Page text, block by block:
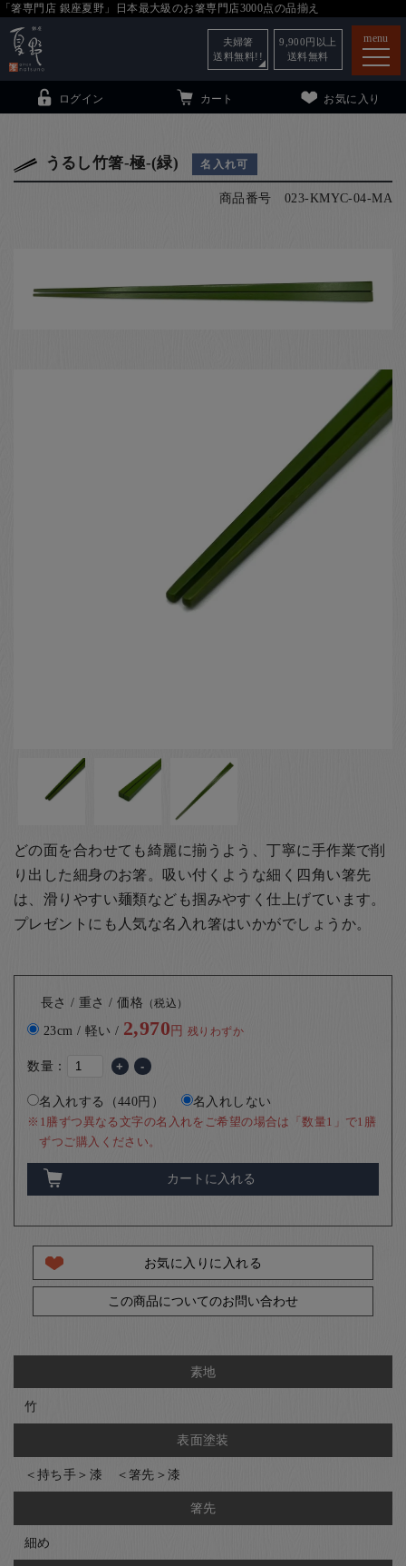
「箸専門店 銀座夏野」日本最大級のお箸専門店3000点の品揃え
menu
ログイン カート お気に入り
夫婦箸
送料無料!!
9,900 円以上
送料無料
うるし竹箸-極-(緑) 名入れ可
商品番号 023-KMYC-04-MA
どの面を合わせても綺麗に揃うよう、丁寧に手作業で削
り出した細身のお箸。吸い付くような細く四角い箸先
は、滑りやすい麺類なども掴みやすく仕上げています。
プレゼントにも人気な名入れ箸はいかがでしょうか。
長さ / 重さ / 価格 （税込）
23cm / 軽い / 2,970円 残りわずか
数量： + -
名入れする（440円） 名入れしない
※1膳ずつ異なる文字の名入れをご希望の場合は「数量1」で1膳
ずつご購入ください。
カートに入れる
お気に入りに入れる
この商品についてのお問い合わせ
素地
竹
表面塗装
＜持ち手＞漆 ＜箸先＞漆
箸先
細め